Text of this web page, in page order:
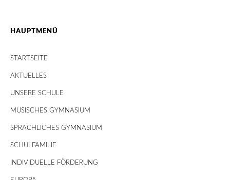
HAUPTMENÜ
STARTSEITE
AKTUELLES
UNSERE SCHULE
MUSISCHES GYMNASIUM
SPRACHLICHES GYMNASIUM
SCHULFAMILIE
INDIVIDUELLE FÖRDERUNG